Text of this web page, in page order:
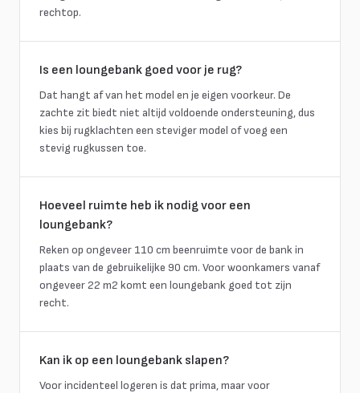
rechtop.
Is een loungebank goed voor je rug?
Dat hangt af van het model en je eigen voorkeur. De
zachte zit biedt niet altijd voldoende ondersteuning, dus
kies bij rugklachten een steviger model of voeg een
stevig rugkussen toe.
Hoeveel ruimte heb ik nodig voor een
loungebank?
Reken op ongeveer 110 cm beenruimte voor de bank in
plaats van de gebruikelijke 90 cm. Voor woonkamers vanaf
ongeveer 22 m2 komt een loungebank goed tot zijn
recht.
Kan ik op een loungebank slapen?
Voor incidenteel logeren is dat prima, maar voor